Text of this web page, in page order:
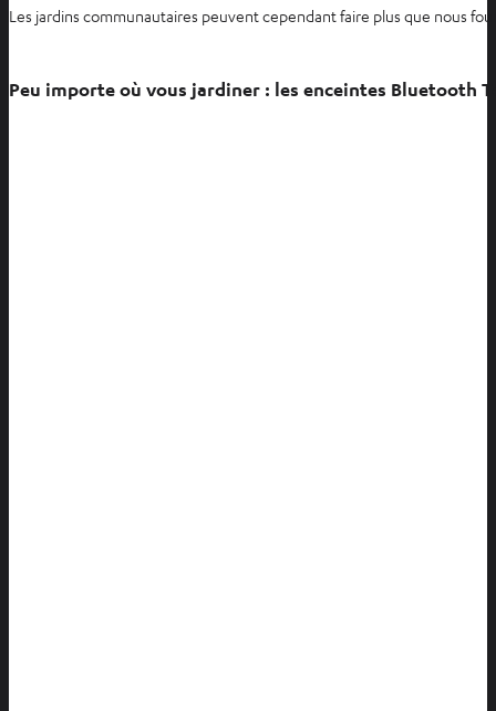
Les jardins communautaires peuvent cependant faire plus que nous
Peu importe où vous jardiner : les enceintes Bluetooth